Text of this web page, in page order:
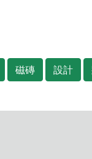
磁磚 設計